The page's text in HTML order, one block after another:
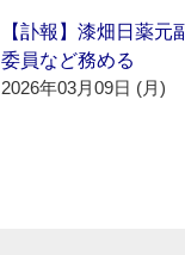
【訃報】漆畑日薬元
委員など務める
2026年03月09日 (月)